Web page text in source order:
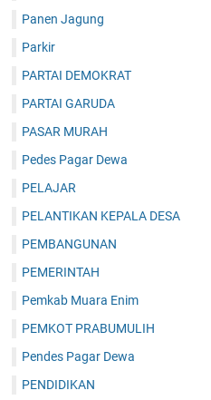
Panen Jagung
Parkir
PARTAI DEMOKRAT
PARTAI GARUDA
PASAR MURAH
Pedes Pagar Dewa
PELAJAR
PELANTIKAN KEPALA DESA
PEMBANGUNAN
PEMERINTAH
Pemkab Muara Enim
PEMKOT PRABUMULIH
Pendes Pagar Dewa
PENDIDIKAN